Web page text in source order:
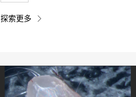
探索更多